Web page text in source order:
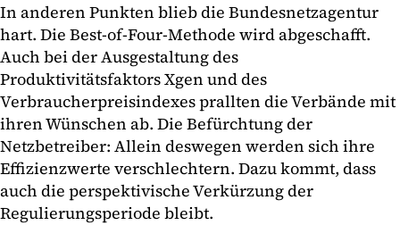
In anderen Punkten blieb die Bundesnetzagentur
hart. Die Best-of-Four-Methode wird abgeschafft.
Auch bei der Ausgestaltung des
Produktivitätsfaktors Xgen und des
Verbraucherpreisindexes prallten die Verbände mit
ihren Wünschen ab. Die Befürchtung der
Netzbetreiber: Allein deswegen werden sich ihre
Effizienzwerte verschlechtern. Dazu kommt, dass
auch die perspektivische Verkürzung der
Regulierungsperiode bleibt.